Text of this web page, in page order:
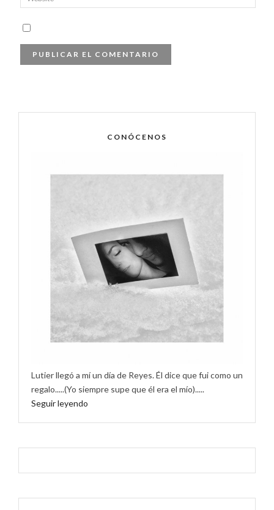
CONÓCENOS
Lutier llegó a mí un día de Reyes. Él dice que fui como un
regalo.....(Yo siempre supe que él era el mío).....
Seguir leyendo